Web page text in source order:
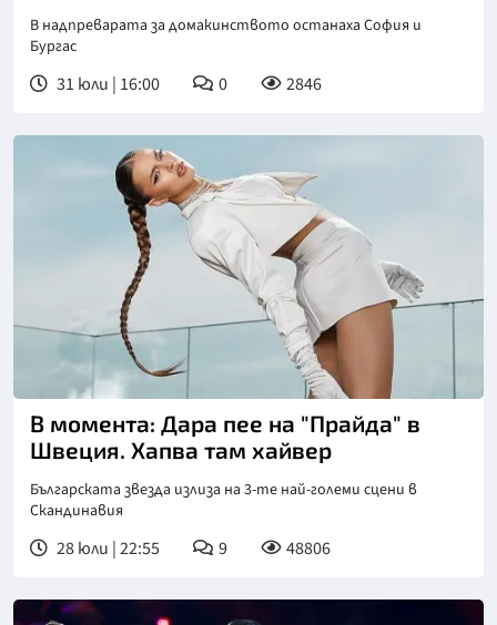
В надпреварата за домакинството останаха София и
Бургас
31 юли | 16:00 0 2846
В момента: Дара пее на "Прайда" в
Швеция. Хапва там хайвер
Българската звезда излиза на 3-те най-големи сцени в
Скандинавия
28 юли | 22:55 9 48806